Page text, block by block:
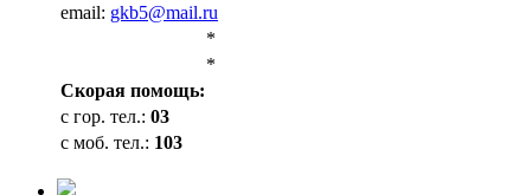
email: gkb5@mail.ru
*
*
Cкорая помощь:
с гор. тел.: 03
с моб. тел.: 103